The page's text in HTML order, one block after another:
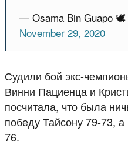
— Osama Bin Guapo 🕊️
November 29, 2020
Судили бой экс-
Винни Пациенца и
посчитала, что была
победу Тайсону 79-73,
76.